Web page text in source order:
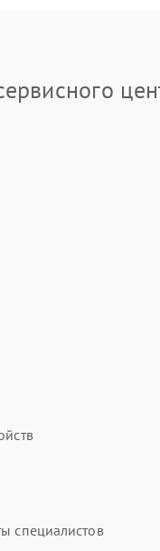
специалистов